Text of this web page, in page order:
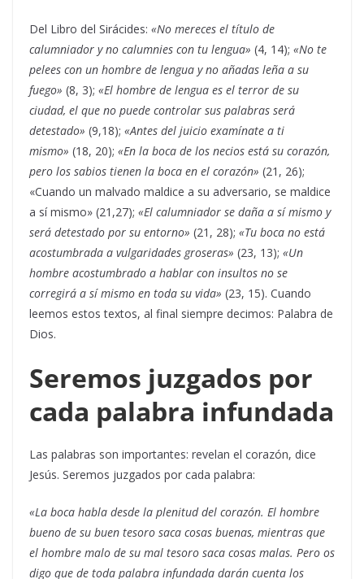
Del Libro del Sirácides: «No mereces el título de
calumniador y no calumnies con tu lengua» (4, 14); «No te
pelees con un hombre de lengua y no añadas leña a su
fuego» (8, 3); «El hombre de lengua es el terror de su
ciudad, el que no puede controlar sus palabras será
detestado» (9,18); «Antes del juicio examínate a ti
mismo» (18, 20); «En la boca de los necios está su corazón,
pero los sabios tienen la boca en el corazón» (21, 26);
«Cuando un malvado maldice a su adversario, se maldice
a sí mismo» (21,27); «El calumniador se daña a sí mismo y
será detestado por su entorno» (21, 28); «Tu boca no está
acostumbrada a vulgaridades groseras» (23, 13); «Un
hombre acostumbrado a hablar con insultos no se
corregirá a sí mismo en toda su vida» (23, 15). Cuando
leemos estos textos, al final siempre decimos: Palabra de
Dios.
Seremos juzgados por
cada palabra infundada
Las palabras son importantes: revelan el corazón, dice
Jesús. Seremos juzgados por cada palabra:
«La boca habla desde la plenitud del corazón. El hombre
bueno de su buen tesoro saca cosas buenas, mientras que
el hombre malo de su mal tesoro saca cosas malas. Pero os
digo que de toda palabra infundada darán cuenta los